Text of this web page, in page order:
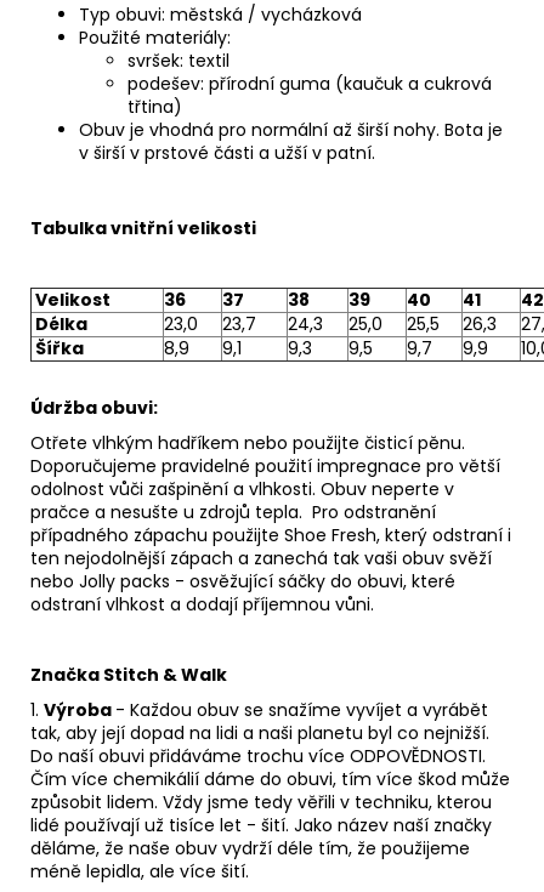
Typ obuvi: městská / vycházková
Použité materiály:
svršek: textil
podešev: přírodní guma (kaučuk a cukrová
třtina)
Obuv je vhodná pro normální až širší nohy. Bota je
v širší v prstové části a užší v patní.
Tabulka vnitřní velikosti
Velikost 36 37 38 39 40 41
42
Délka
23,0 23,7 24,3 25,0 25,5 26,3
Šířka
8,9 9,1 9,3 9,5 9,7 9,9
Údržba obuvi:
Otřete vlhkým hadříkem nebo použijte čisticí pěnu.
Doporučujeme pravidelné použití impregnace pro větší
odolnost vůči zašpinění a vlhkosti. Obuv neperte v
pračce a nesušte u zdrojů tepla. Pro odstranění
případného zápachu použijte Shoe Fresh, který odstraní i
ten nejodolnější zápach a zanechá tak vaši obuv svěží
nebo Jolly packs - osvěžující sáčky do obuvi, které
odstraní vlhkost a dodají příjemnou vůni.
Značka Stitch & Walk
1. Výroba - Každou obuv se snažíme vyvíjet a vyrábět
tak, aby její dopad na lidi a naši planetu byl co nejnižší.
Do naší obuvi přidáváme trochu více ODPOVĚDNOSTI.
Čím více chemikálií dáme do obuvi, tím více škod může
způsobit lidem. Vždy jsme tedy věřili v techniku, kterou
lidé používají už tisíce let - šití. Jako název naší značky
děláme, že naše obuv vydrží déle tím, že použijeme
méně lepidla, ale více šití.